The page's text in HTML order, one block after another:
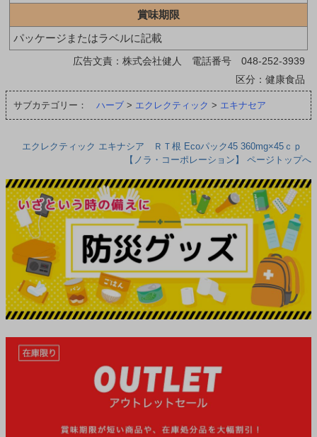
賞味期限
パッケージまたはラベルに記載
広告文責：株式会社健人 電話番号 048-252-3939
区分：健康食品
サブカテゴリー： ハーブ > エクレクティック > エキナセア
エクレクティック エキナシア ＲＴ根 Ecoパック45 360mg×45ｃｐ
【ノラ・コーポレーション】 ページトップへ